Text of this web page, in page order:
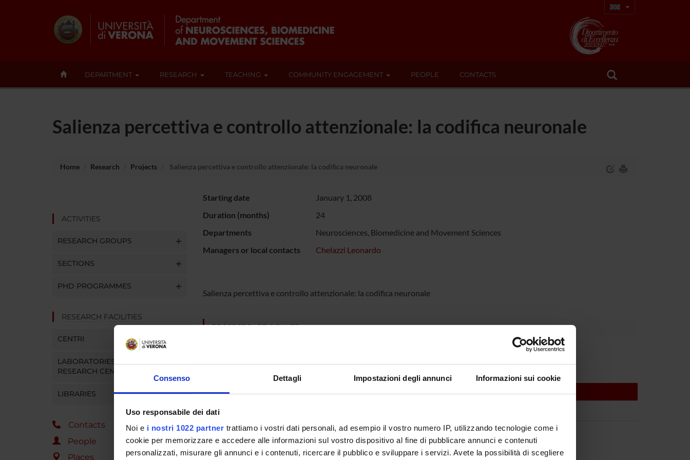
Consenso Dettagli Impostazioni degli annunci Informazioni sui cookie
Uso responsabile dei dati
Noi e i nostri 1022 partner trattiamo i vostri dati personali, ad esempio il vostro numero IP, utilizzando tecnologie come i
cookie per memorizzare e accedere alle informazioni sul vostro dispositivo al fine di pubblicare annunci e contenuti
personalizzati, misurare gli annunci e i contenuti, ricercare il pubblico e sviluppare i servizi. Avete la possibilità di scegliere
DEPARTMENT RESEARCH TEACHING COMMUNITY ENGAGEMENT PEOPLE CONTACTS
Salienza percettiva e controllo attenzionale: la codifica neuronale
Home Research Projects Salienza percettiva e controllo attenzionale: la codifica neuronale
ACTIVITIES
RESEARCH GROUPS
SECTIONS
PHD PROGRAMMES
RESEARCH FACILITIES
CENTRI
LABORATORIES AND
RESEARCH CENTRES
LIBRARIES
Contacts
People
Places
Starting date
January 1, 2008
Duration (months)
24
Departments
Neurosciences, Biomedicine and Movement Sciences
Managers or local contacts
Chelazzi Leonardo
Salienza percettiva e controllo attenzionale: la codifica neuronale
PROJECT PARTICIPANTS
SECTIONS
Physiology and Psychology Section